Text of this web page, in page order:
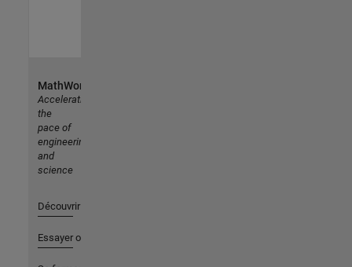
MathWorks
Accelerating
the
pace of
engineering
and
science
Découvrir les produits
Essayer ou acheter